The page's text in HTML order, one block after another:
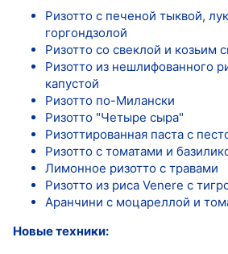
Ризотто с печеной тыквой,
горгондзолой
Ризотто со свеклой и козьим
Ризотто из нешлифованного
капустой
Ризотто по-Милански
Ризотто "Четыре сыра"
Ризоттированная паста с
Ризотто с томатами и
Лимонное ризотто с травами
Ризотто из риса Venere с
Аранчини с моцареллой и
Новые техники: